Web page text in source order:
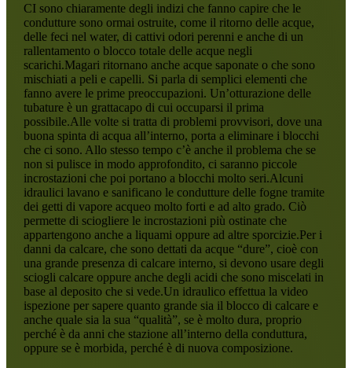
CI sono chiaramente degli indizi che fanno capire che le
condutture sono ormai ostruite, come il ritorno delle acque,
delle feci nel water, di cattivi odori perenni e anche di un
rallentamento o blocco totale delle acque negli
scarichi.Magari ritornano anche acque saponate o che sono
mischiati a peli e capelli. Si parla di semplici elementi che
fanno avere le prime preoccupazioni. Un’otturazione delle
tubature è un grattacapo di cui occuparsi il prima
possibile.Alle volte si tratta di problemi provvisori, dove una
buona spinta di acqua all’interno, porta a eliminare i blocchi
che ci sono. Allo stesso tempo c’è anche il problema che se
non si pulisce in modo approfondito, ci saranno piccole
incrostazioni che poi portano a blocchi molto seri.Alcuni
idraulici lavano e sanificano le condutture delle fogne tramite
dei getti di vapore acqueo molto forti e ad alto grado. Ciò
permette di sciogliere le incrostazioni più ostinate che
appartengono anche a liquami oppure ad altre sporcizie.Per i
danni da calcare, che sono dettati da acque “dure”, cioè con
una grande presenza di calcare interno, si devono usare degli
sciogli calcare oppure anche degli acidi che sono miscelati in
base al deposito che si vede.Un idraulico effettua la video
ispezione per sapere quanto grande sia il blocco di calcare e
anche quale sia la sua “qualità”, se è molto dura, proprio
perché è da anni che stazione all’interno della conduttura,
oppure se è morbida, perché è di nuova composizione.